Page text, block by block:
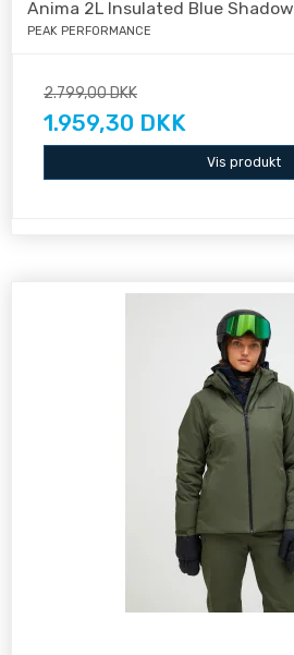
Anima 2L Insulated Blue Shadow
PEAK PERFORMANCE
2.799,00 DKK
1.959,30 DKK
Vis produkt